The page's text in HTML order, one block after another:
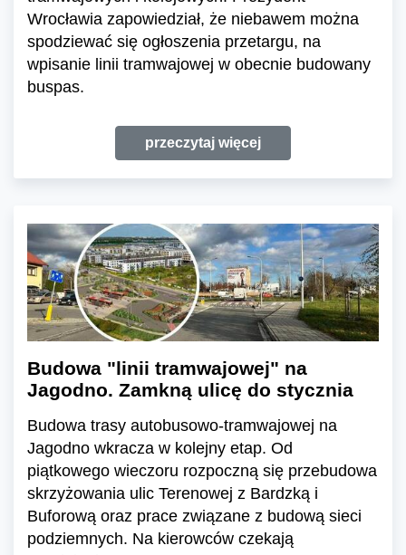
Wrocławia zapowiedział, że niebawem można
spodziewać się ogłoszenia przetargu, na
wpisanie linii tramwajowej w obecnie budowany
buspas.
przeczytaj więcej
Budowa "linii tramwajowej" na
Jagodno. Zamkną ulicę do stycznia
Budowa trasy autobusowo-tramwajowej na
Jagodno wkracza w kolejny etap. Od
piątkowego wieczoru rozpoczną się przebudowa
skrzyżowania ulic Terenowej z Bardzką i
Buforową oraz prace związane z budową sieci
podziemnych. Na kierowców czekają